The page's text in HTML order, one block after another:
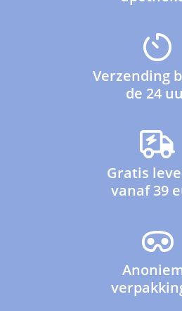
Verzending
de 24
Gratis
vanaf 39